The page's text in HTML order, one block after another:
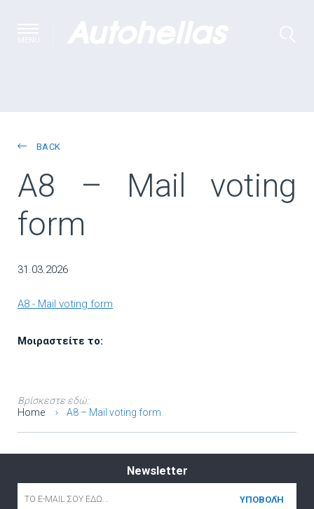
BACK
A8 – Mail voting
form
31.03.2026
A8 - Mail voting form
Μοιραστείτε το:
Βρίσκεστε εδώ:
Home
A8 – Mail voting form
Newsletter